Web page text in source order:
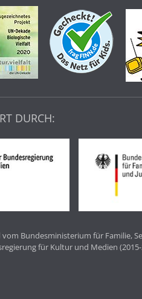
DURCH:
Bundesministerium für Familie,
für Kultur und Medien